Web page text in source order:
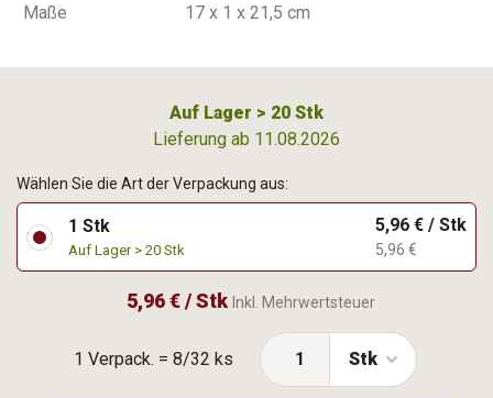
Maße
17 x 1 x 21,5 cm
Auf Lager > 20 Stk
Lieferung ab 11.08.2026
1 Verpack. = 8/32 ks
Wählen Sie die Art der Verpackung aus:
1 Stk
Auf Lager > 20 Stk
5,96 € / Stk
5,96 €
5,96 € / Stk Inkl. Mehrwertsteuer
Stk